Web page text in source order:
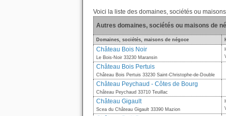
Voici la liste des domaines, sociétés ou
Autres domaines, sociétés ou maisons de
Domaines, sociétés, maisons de négoce
Château Bois Noir
Le Bois-Noir 33230 Maransin
Château Bois Pertuis
Château Bois Pertuis 33230 Saint-Christophe-de-Double
Château Peychaud - Côtes de Bourg
Château Peychaud 33710 Teuillac
Château Gigault
Scea du Château Gigault 33390 Mazion